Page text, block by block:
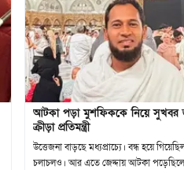
আটকা পড়া মুশফিককে নিয়ে সুখবর
ক্রীড়া প্রতিমন্ত্রী
উত্তেজনা বাড়ছে মধ্যপ্রাচ্যে। বন্ধ হয়ে গিয়েছিল বিমান
চলাচলও। আর এতে জেদ্দায় আটকা